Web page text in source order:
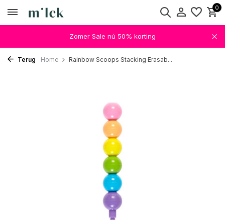
0
Zomer Sale nú 50% korting
Terug Home Rainbow Scoops Stacking Erasab...